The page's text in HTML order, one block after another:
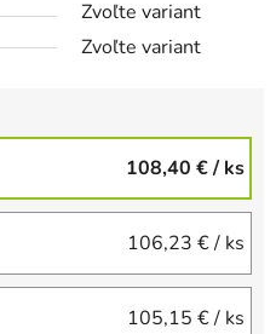
Zvoľte variant
Zvoľte variant
108,40 €/ ks
106,23 €/ ks
105,15 €/ ks